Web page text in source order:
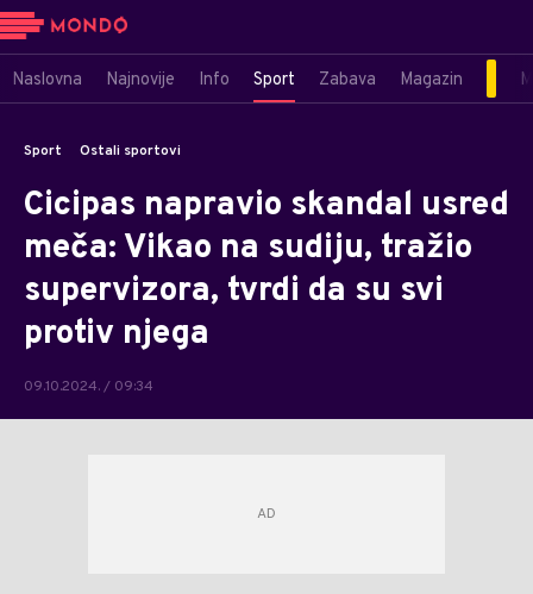
Naslovna Najnovije Info Sport Zabava Magazin
Sport Ostali sportovi
Cicipas napravio skandal usred
meča: Vikao na sudiju, tražio
supervizora, tvrdi da su svi
protiv njega
09.10.2024. / 09:34